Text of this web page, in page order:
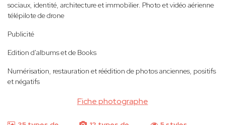
Fiche photographe
sociaux, identité, architecture et immobilier. Photo et vidéo aérienne
télépilote de drone
Publicité
Edition d'albums et de Books
Numérisation, restauration et réédition de photos anciennes, positifs
et négatifs